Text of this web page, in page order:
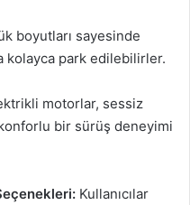
boyutları sayesinde
kolayca park edilebilirler.
motorlar, sessiz
bir sürüş deneyimi
Kullanıcılar